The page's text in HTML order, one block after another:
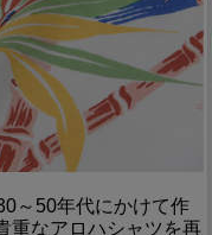
～50年代にかけて作
重なアロハシャツを再